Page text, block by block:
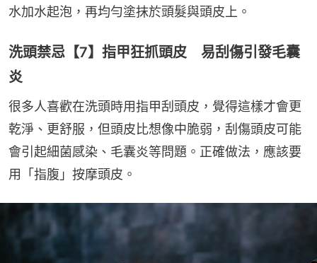
水加水起泡，再均勻塗抹於頭髮與頭皮上。
洗頭禁忌【7】指甲狂抓頭皮 易刮傷引發毛囊
炎
很多人喜歡在洗頭時用指甲刮頭皮，覺得這樣才會更
乾淨、更舒服，但頭皮比想像中脆弱，刮傷頭皮可能
會引起細菌感染、毛囊炎等問題。正確做法，應該要
用「指腹」按摩頭皮。